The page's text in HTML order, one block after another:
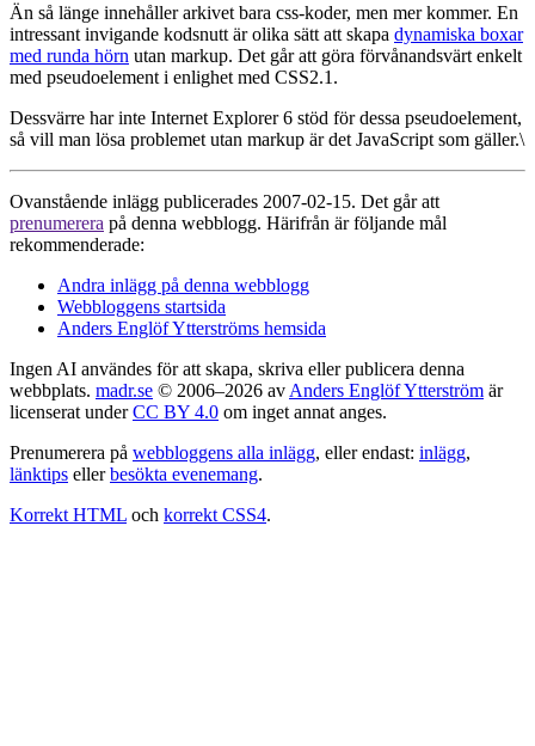
Än så länge innehåller arkivet bara css-koder, men mer kommer. En
intressant invigande kodsnutt är olika sätt att skapa dynamiska boxar
med runda hörn utan markup. Det går att göra förvånandsvärt enkelt
med pseudoelement i enlighet med CSS2.1.
Dessvärre har inte Internet Explorer 6 stöd för dessa pseudoelement,
så vill man lösa problemet utan markup är det JavaScript som gäller.\
Ovanstående inlägg publicerades 2007-02-15. Det går att
prenumerera på denna webblogg. Härifrån är följande mål
rekommenderade:
Andra inlägg på denna webblogg
Webbloggens startsida
Anders Englöf Ytterströms hemsida
Ingen AI användes för att skapa, skriva eller publicera denna
webbplats. madr.se © 2006–2026 av Anders Englöf Ytterström är
licenserat underCC BY 4.0 om inget annat anges.
Prenumerera på webbloggens alla inlägg, eller endast: inlägg,
länktips ellerbesökta evenemang.
Korrekt HTML och korrekt CSS4.